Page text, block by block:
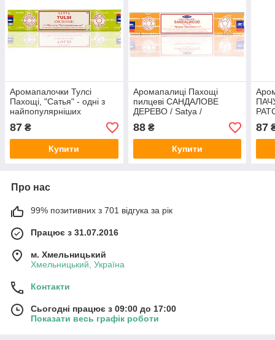
Аромапалочки Тулсі
Пахощі, "Сатья" - одні з
найпопулярніших
пахощів, що випускаються
під відомою маркою "Sa
87 ₴
Купити
Аромапалиці Пахощі
пилцеві САНДАЛОВЕ
ДЕРЕВО / Satya /
SANDALWOOD 15 г
88₴
Купити
87
Про нас
99% позитивних з 701 відгука за рік
Працює з 31.07.2016
м. Хмельницький
Хмельницький, Україна
Контакти
Сьогодні працює з 09:00 до 17:00
Показати весь графік роботи